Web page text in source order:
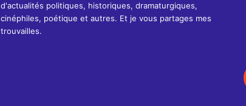
d'actualités politiques, historiques, dramaturgiques,
cinéphiles, poétique et autres. Et je vous partages mes
trouvailles.